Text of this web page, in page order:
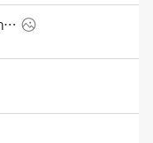
크라이슬러 Pacifica Grizzly Peak Concept (2025)